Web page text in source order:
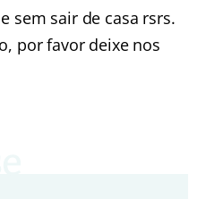
sem sair de casa rsrs.
por favor deixe nos